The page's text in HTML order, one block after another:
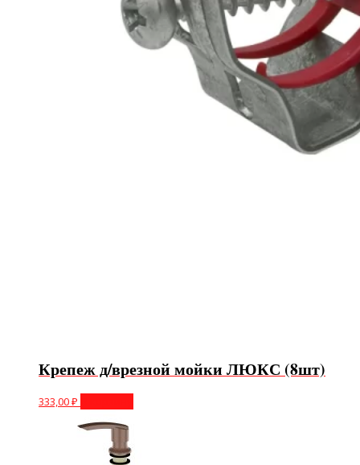
Крепеж д/врезной мойки ЛЮКС (8шт)
333,00₽